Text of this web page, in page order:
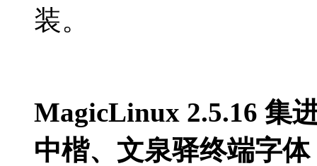
装。
MagicLinux 2.5.16 集
中楷、文泉驿终端字体